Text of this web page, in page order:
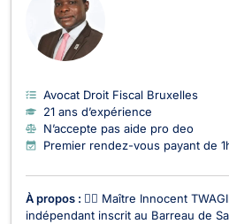
Avocat Droit Fiscal Bruxelles
21 ans d’expérience
N’accepte pas aide pro deo
Premier rendez-vous payant de
À propos : 👨‍⚖️ Maître Innocent
indépendant inscrit au Barreau de